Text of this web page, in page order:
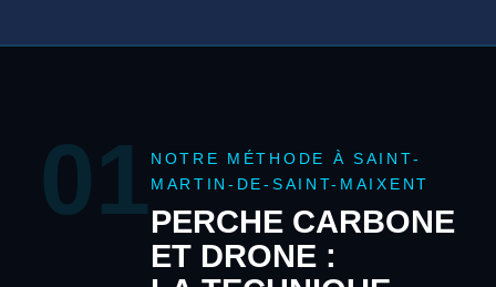
01 NOTRE MÉTHODE À SAINT-
MARTIN-DE-SAINT-MAIXENT
PERCHE CARBONE
ET DRONE :